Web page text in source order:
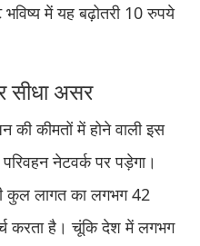
में यह बढ़ोतरी 10 रुपये
सीधा असर
की कीमतों में होने वाली इस
नेटवर्क पर पड़ेगा।
कुल लागत का लगभग 42
करता है। चूंकि देश में लगभग